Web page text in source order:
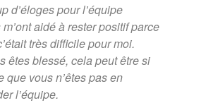
d’éloges pour l’équipe
aidé à rester positif parce
très difficile pour moi.
êtes blessé, cela peut être si
que vous n’êtes pas en
l’équipe.